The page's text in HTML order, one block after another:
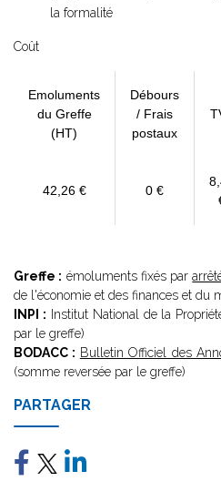
la formalité
Coût
Emoluments
du Greffe
(HT)
Débours
/ Frais
postaux
42,26 € 0 €
Greffe : émoluments fixés par
de l'économie et des finances et du
INPI : Institut National de la
par le greffe)
BODACC : Bulletin Officiel des
(somme reversée par le greffe)
PARTAGER